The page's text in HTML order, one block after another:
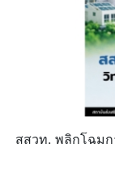
สสวท. พลิกโฉมก